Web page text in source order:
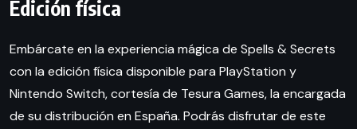
Edición física
Embárcate en la experiencia mágica de Spells & Secrets
con la edición física disponible para PlayStation y
Nintendo Switch, cortesía de Tesura Games, la encargada
de su distribución en España. Podrás disfrutar de este